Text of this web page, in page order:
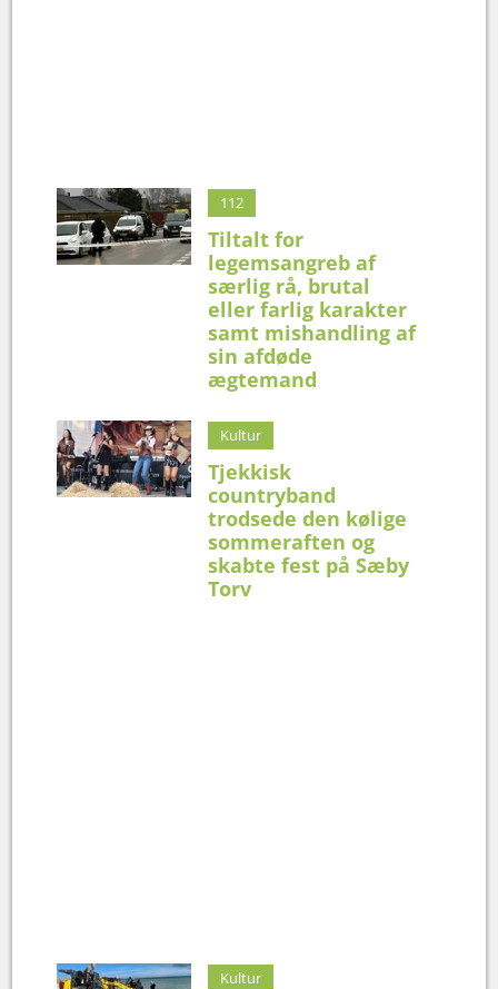
112
Tiltalt for
legemsangreb af
særlig rå, brutal
eller farlig karakter
samt mishandling af
sin afdøde
ægtemand
Kultur
Tjekkisk
countryband
trodsede den kølige
sommeraften og
skabte fest på Sæby
Torv
Kultur